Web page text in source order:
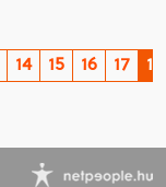
14 15 16 17 18